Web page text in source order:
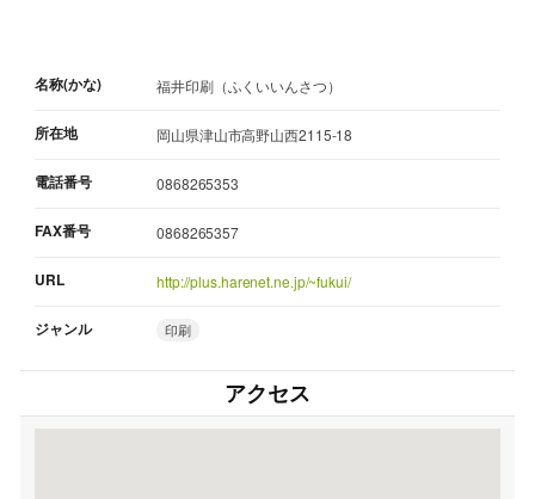
名称(かな) 福井印刷（ふくいいんさつ）
所在地 岡山県津山市高野山西2115-18
電話番号 0868265353
FAX番号 0868265357
URL http://plus.harenet.ne.jp/~fukui/
ジャンル 印刷
アクセス